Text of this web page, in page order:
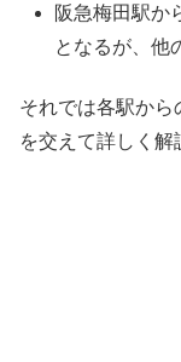
阪急梅田駅か
となるが、他
それでは各駅か
を交えて詳しく解